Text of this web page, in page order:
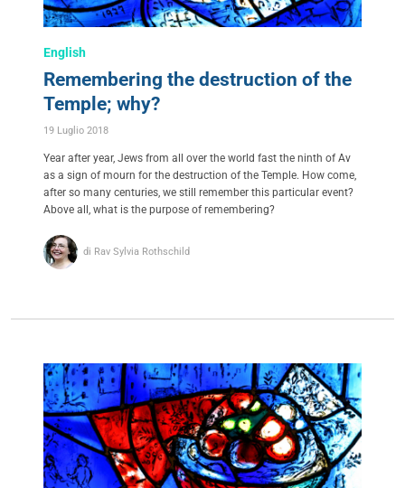
English
Remembering the destruction of the
Temple; why?
19 Luglio 2018
Year after year, Jews from all over the world fast the ninth of Av
as a sign of mourn for the destruction of the Temple. How come,
after so many centuries, we still remember this particular event?
Above all, what is the purpose of remembering?
di Rav Sylvia Rothschild